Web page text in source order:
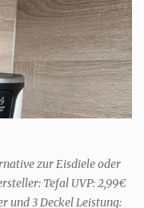
ähnlich denkt, lasst
ihr seid. TYP
- für euch gehört
vielleicht ein gutes Buch
und genießt
ich der Typ Genießer.
Jahreszeit passen, weil
Aroma-Pflegedusche
zur Eisdiele oder
Tefal UVP: 2,99€
und 3 Deckel Leistung: